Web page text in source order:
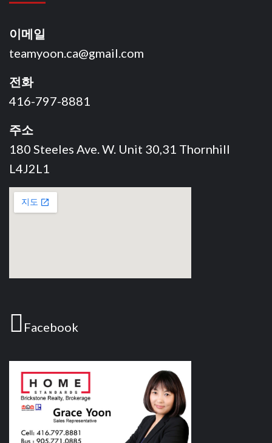
이메일
teamyoon.ca@gmail.com
전화
416-797-8881
주소
180 Steeles Ave. W. Unit 30,31 Thornhill
L4J2L1
Facebook